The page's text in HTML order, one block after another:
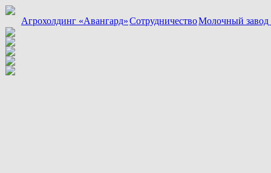
Агрохолдинг «Авангард»СотрудничествоМолочный завод